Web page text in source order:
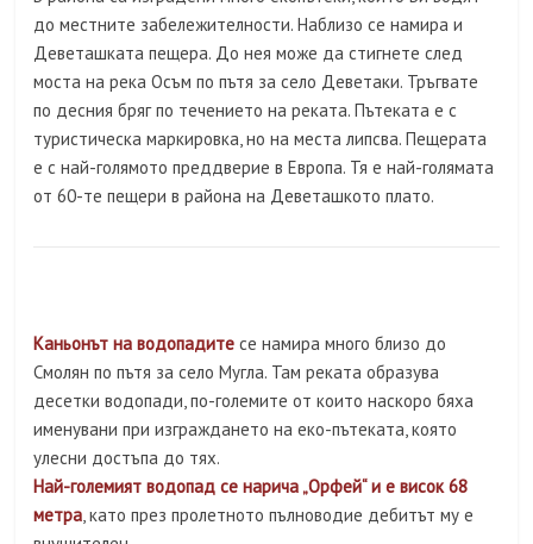
до местните забележителности. Наблизо се намира и
Деветашката пещера. До нея може да стигнете след
моста на река Осъм по пътя за село Деветаки. Тръгвате
по десния бряг по течението на реката. Пътеката е с
туристическа маркировка, но на места липсва. Пещерата
е с най-голямото преддверие в Европа. Тя е най-голямата
от 60-те пещери в района на Деветашкото плато.
Каньонът на водопадите се намира много близо до
Смолян по пътя за село Мугла. Там реката образува
десетки водопади, по-големите от които наскоро бяха
именувани при изграждането на еко-пътеката, която
улесни достъпа до тях.
Най-големият водопад се нарича „Орфей“ и е висок 68
метра, като през пролетното пълноводие дебитът му е